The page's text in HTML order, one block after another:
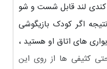
کندی لند قابل شست و شو
اگر کودک بازیگوشی
های اتاق او هستید ،
کثیفی ها از روی این